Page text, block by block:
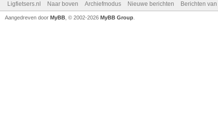
Ligfietsers.nl Naar boven Archiefmodus Nieuwe berichten Berichten
Aangedreven door MyBB , © 2002-2026 MyBB Group